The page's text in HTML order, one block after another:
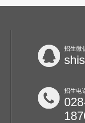
招生微
招生电